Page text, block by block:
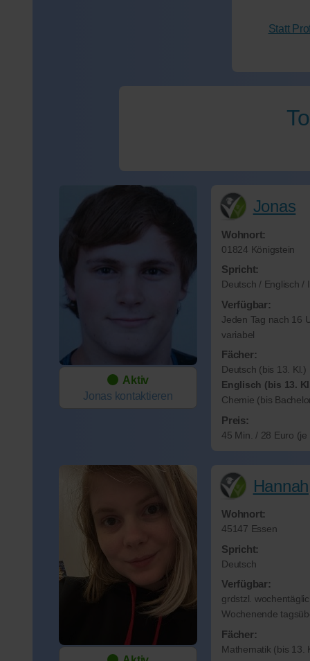
Statt
Aktiv
Jonas kontaktieren
Jonas
Wohnort:
01824 Königstein
Spricht:
Deutsch / Englisch /
Verfügbar:
Jeden Tag nach 16
variabel
Fächer:
Deutsch (bis 13. Kl.)
Englisch (bis 13.
Chemie (bis
Preis:
45 Min. / 28 Euro (je
Hannah
Wohnort:
45147 Essen
Spricht:
Deutsch
Verfügbar:
grdstzl.
Wochenende
Fächer:
Mathematik (bis 13.